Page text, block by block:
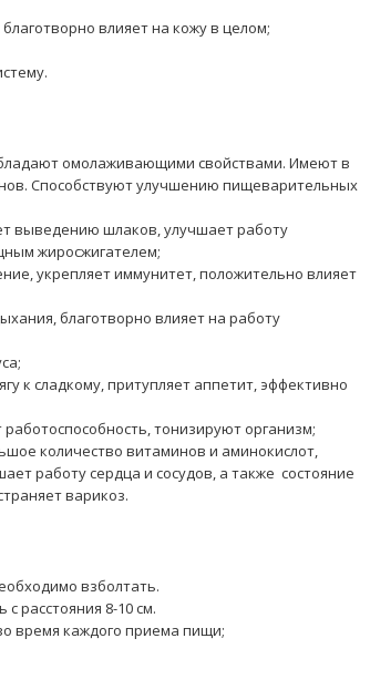
влияет на кожу в целом;
омолаживающими свойствами. Имеют в
Способствуют улучшению пищеварительных
выведению шлаков, улучшает работу
жиросжигателем;
укрепляет иммунитет, положительно влияет
благотворно влияет на работу
к сладкому, притупляет аппетит, эффективно
тонизируют организм;
количество витаминов и аминокислот,
работу сердца и сосудов, а также состояние
варикоз.
взболтать.
расстояния 8-10 см.
время каждого приема пищи;